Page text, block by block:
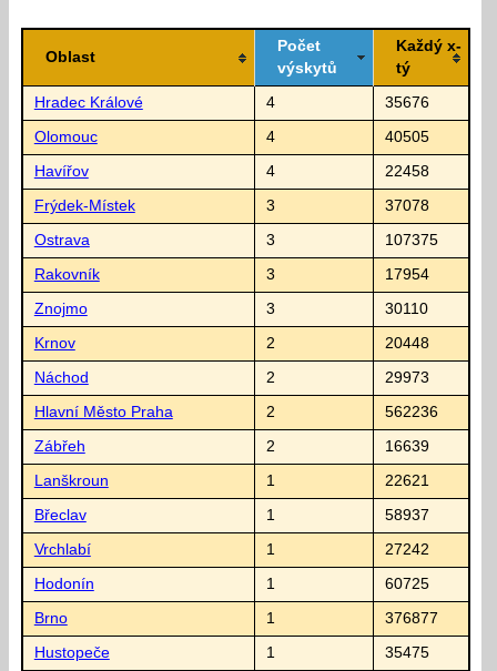
Oblast
Počet
výskytů
Každý x-
tý
Hradec Králové 4 35676
Olomouc 4 40505
Havířov 4 22458
Frýdek-Místek 3 37078
Ostrava 3 107375
Rakovník 3 17954
Znojmo 3 30110
Krnov 2 20448
Náchod 2 29973
Hlavní Město Praha 2 562236
Zábřeh 2 16639
Lanškroun 1 22621
Břeclav 1 58937
Vrchlabí 1 27242
Hodonín 1 60725
Brno 1 376877
Hustopeče 1 35475